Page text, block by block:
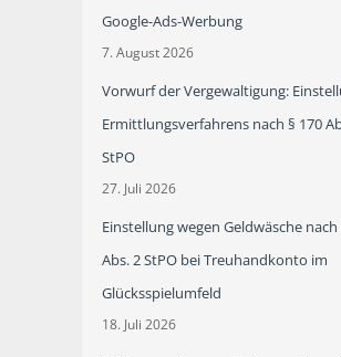
Google-Ads-Werbung
7. August 2026
Vorwurf der Vergewaltigung:
Ermittlungsverfahrens nach § 170
StPO
27. Juli 2026
Einstellung wegen Geldwäsche nach
Abs. 2 StPO bei Treuhandkonto im
Glücksspielumfeld
18. Juli 2026